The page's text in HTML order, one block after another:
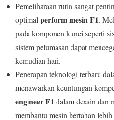
Pemeliharaan rutin sangat
optimal perform mesin F1.
pada komponen kunci seperti
sistem pelumasan dapat
kemudian hari.
Penerapan teknologi terbaru
menawarkan keuntungan
engineer F1 dalam desain dan
membantu mesin bertahan